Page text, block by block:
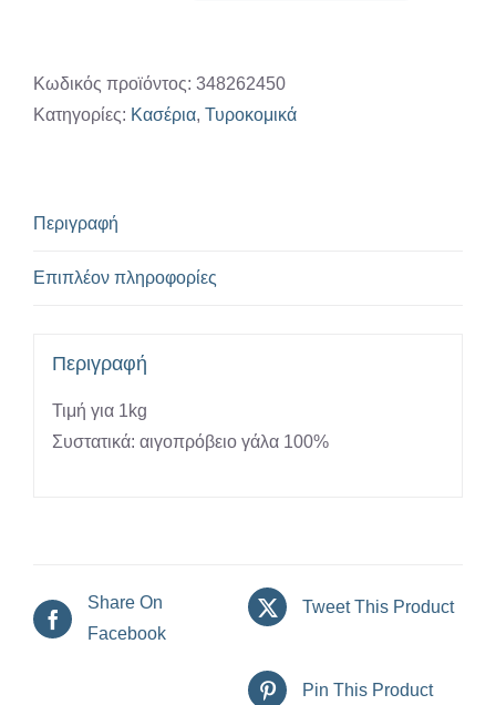
/kg
ποσότητα
Κωδικός προϊόντος: 348262450
Κατηγορίες: Κασέρια, Τυροκομικά
Περιγραφή
Επιπλέον πληροφορίες
Περιγραφή
Τιμή για 1kg
Συστατικά: αιγοπρόβειο γάλα 100%
Share On
Facebook
Tweet This Product
Pin This Product